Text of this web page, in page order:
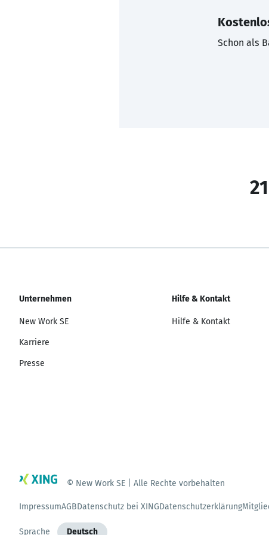
Schon als
Unternehmen
New Work SE
Karriere
Presse
Hilfe & Kontakt
Hilfe & Kontakt
© New Work SE | Alle Rechte vorbehalten
ImpressumAGBDatenschutz bei XINGDatenschutzerklärung
Sprache Deutsch